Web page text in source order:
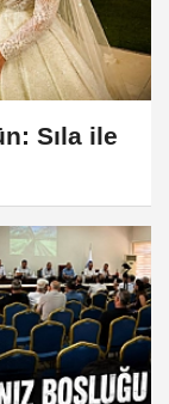
Sıla ile